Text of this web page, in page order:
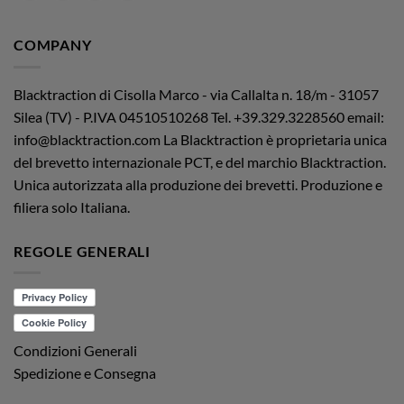
COMPANY
Blacktraction di Cisolla Marco - via Callalta n. 18/m - 31057
Silea (TV) - P.IVA 04510510268Tel. +39.329.3228560 email:
info@blacktraction.com La Blacktraction è proprietaria unica
del brevetto internazionale PCT, e del marchio Blacktraction.
Unica autorizzata alla produzione dei brevetti. Produzione e
filiera solo Italiana.
REGOLE GENERALI
Condizioni Generali
Spedizione e Consegna